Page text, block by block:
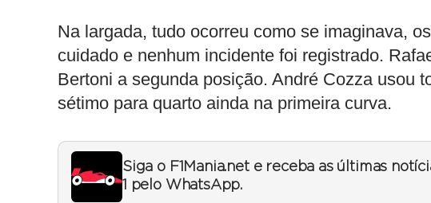
Na largada, tudo ocorreu como se imaginava,
cuidado e nenhum incidente foi registrado.
Bertoni a segunda posição. André Cozza usou
sétimo para quarto ainda na primeira curva.
Siga o F1Mania.net e receba as últimas
1 pelo WhatsApp.